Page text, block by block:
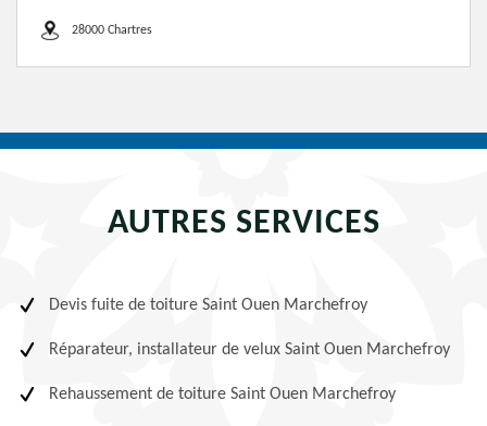
28000 Chartres
AUTRES SERVICES
Devis fuite de toiture Saint Ouen Marchefroy
Réparateur, installateur de velux Saint Ouen Marchefroy
Rehaussement de toiture Saint Ouen Marchefroy